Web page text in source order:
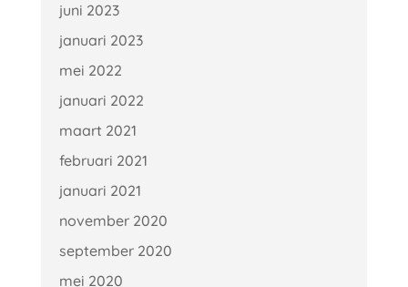
juni 2023
januari 2023
mei 2022
januari 2022
maart 2021
februari 2021
januari 2021
november 2020
september 2020
mei 2020